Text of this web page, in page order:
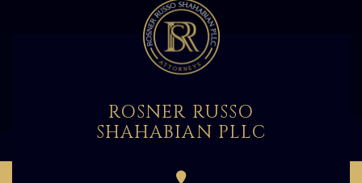
ROSNER RUSSO
SHAHABIAN PLLC